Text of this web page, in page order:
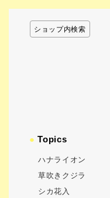
ショップ内検索
●Topics
ハナライオン
草吹きクジラ
シカ花入